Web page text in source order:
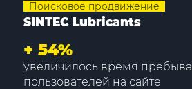
Поисковое продвижение
SINTEC Lubricants
+ 54%
увеличилось время
пользователей на сайте